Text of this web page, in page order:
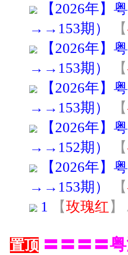
【2026年】
→→153期）
【
【2026年】
→→153期）
【
【2026年】
→→153期）
【
【2026年】
→→152期）
【
【2026年】
→→153期）
【
1 【玫瑰红 】
置顶 〓〓〓〓